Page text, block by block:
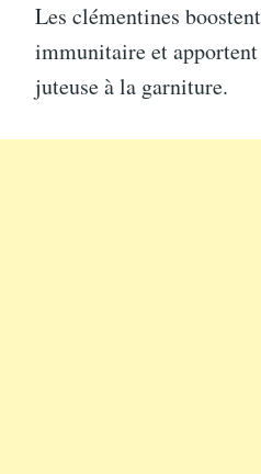
Les clémentines
immunitaire et apportent
juteuse à la garniture.